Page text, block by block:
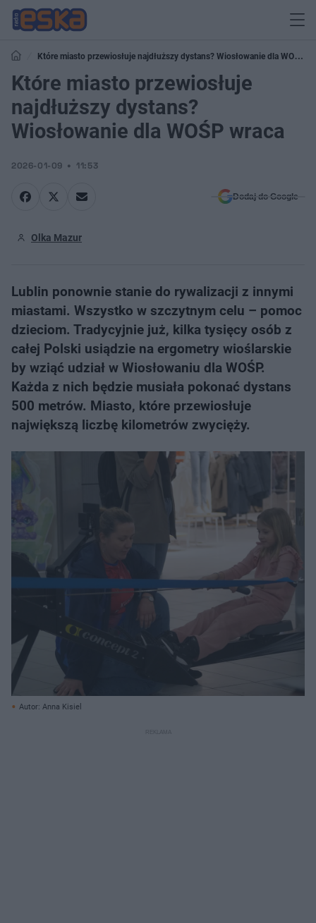
Które miasto przewiosłuje najdłuższy dystans? Wiosłowanie dla WOŚP
wraca
Które miasto przewiosłuje
najdłuższy dystans?
Wiosłowanie dla WOŚP wraca
2026-01-09 11:53
Dodaj do Google
Olka Mazur
Lublin ponownie stanie do rywalizacji z innymi
miastami. Wszystko w szczytnym celu – pomoc
dzieciom. Tradycyjnie już, kilka tysięcy osób z
całej Polski usiądzie na ergometry wioślarskie
by wziąć udział w Wiosłowaniu dla WOŚP.
Każda z nich będzie musiała pokonać dystans
500 metrów. Miasto, które przewiosłuje
największą liczbę kilometrów zwycięży.
Autor: Anna Kisiel